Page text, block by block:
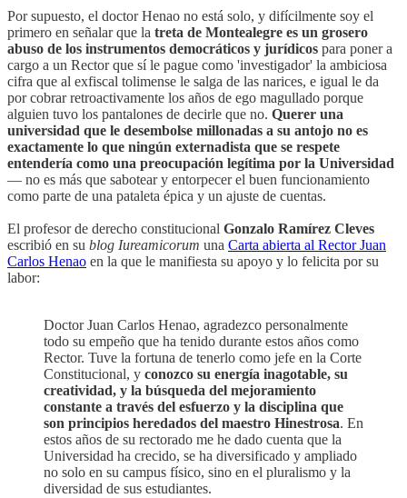
Por supuesto, el doctor Henao no está solo, y difícilmente soy el
primero en señalar que la treta de Montealegre es un grosero
abuso de los instrumentos democráticos y jurídicos para poner a
cargo a un Rector que sí le pague como 'investigador' la ambiciosa
cifra que al exfiscal tolimense le salga de las narices, e igual le da
por cobrar retroactivamente los años de ego magullado porque
alguien tuvo los pantalones de decirle que no. Querer una
universidad que le desembolse millonadas a su antojo no es
exactamente lo que ningún externadista que se respete
entendería como una preocupación legítima por la Universidad
— no es más que sabotear y entorpecer el buen funcionamiento
como parte de una pataleta épica y un ajuste de cuentas.
El profesor de derecho constitucional Gonzalo Ramírez Cleves
escribió en su blog Iureamicorum una Carta abierta al Rector Juan
Carlos Henao en la que le manifiesta su apoyo y lo felicita por su
labor:
Doctor Juan Carlos Henao, agradezco personalmente
todo su empeño que ha tenido durante estos años como
Rector. Tuve la fortuna de tenerlo como jefe en la Corte
Constitucional, y conozco su energía inagotable, su
creatividad, y la búsqueda del mejoramiento
constante a través del esfuerzo y la disciplina que
son principios heredados del maestro Hinestrosa. En
estos años de su rectorado me he dado cuenta que la
Universidad ha crecido, se ha diversificado y ampliado
no solo en su campus físico, sino en el pluralismo y la
diversidad de sus estudiantes.